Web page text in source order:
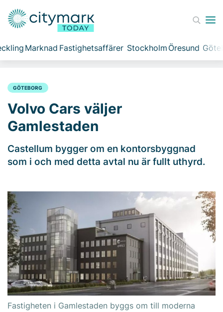
Marknad Fastighetsaffärer Stockholm Öresund
GÖTEBORG
Volvo Cars väljer
Gamlestaden
Castellum bygger om en kontorsbyggnad
som i och med detta avtal nu är fullt uthyrd.
Fastigheten i Gamlestaden byggs om till moderna